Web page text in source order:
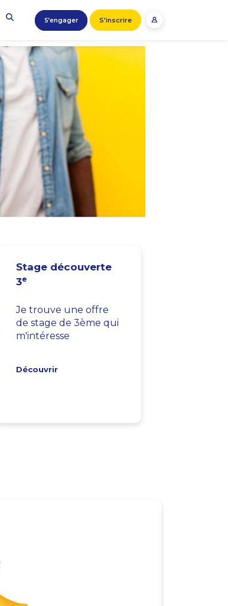
S’engager S'inscrire
Stage découverte
3e
Je trouve une offre
de stage de 3ème qui
m'intéresse
Découvrir